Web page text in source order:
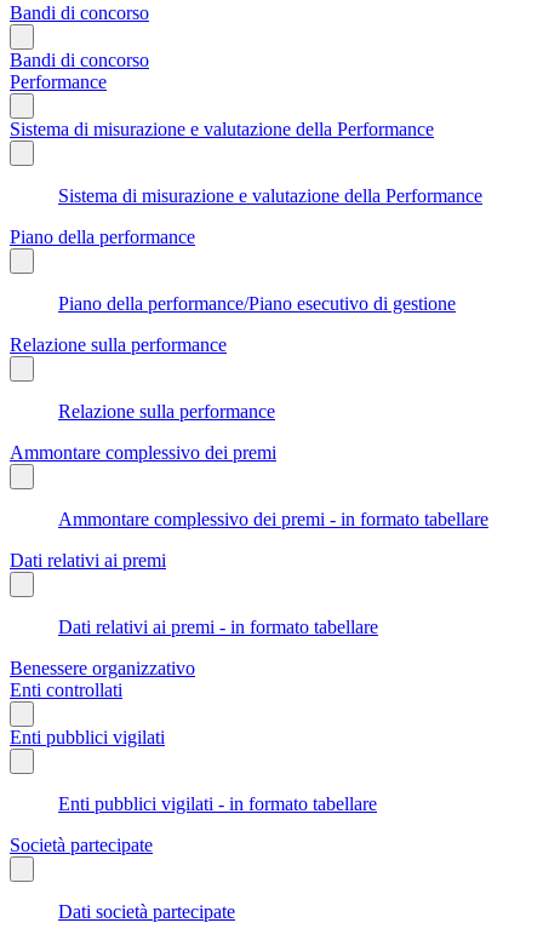
Bandi di concorso
Bandi di concorso
Performance
Sistema di misurazione e valutazione della Performance
Sistema di misurazione e valutazione della Performance
Piano della performance
Piano della performance/Piano esecutivo di gestione
Relazione sulla performance
Relazione sulla performance
Ammontare complessivo dei premi
Ammontare complessivo dei premi - in formato tabellare
Dati relativi ai premi
Dati relativi ai premi - in formato tabellare
Benessere organizzativo
Enti controllati
Enti pubblici vigilati
Enti pubblici vigilati - in formato tabellare
Società partecipate
Dati società partecipate